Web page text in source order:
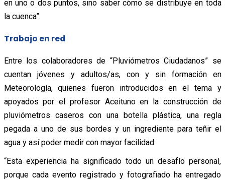
en uno o dos puntos, sino saber cómo se distribuye en toda
la cuenca”.
Trabajo en red
Entre los colaboradores de “Pluviómetros Ciudadanos” se
cuentan jóvenes y adultos/as, con y sin formación en
Meteorología, quienes fueron introducidos en el tema y
apoyados por el profesor Aceituno en la construcción de
pluviómetros caseros con una botella plástica, una regla
pegada a uno de sus bordes y un ingrediente para teñir el
agua y así poder medir con mayor facilidad.
“Esta experiencia ha significado todo un desafío personal,
porque cada evento registrado y fotografiado ha entregado